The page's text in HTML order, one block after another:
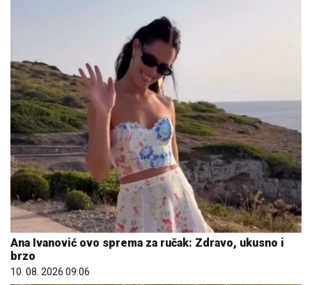
Ana Ivanović ovo sprema za ručak: Zdravo, ukusno i
brzo
10. 08. 2026 09:06